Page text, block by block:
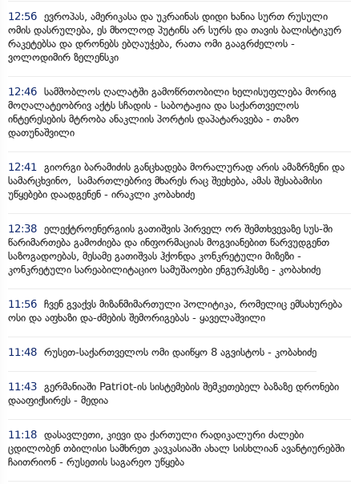
12:56 ევროპას, ამერიკასა და უკრაინას დიდი ხანია სურთ რუსული
ომის დასრულება, ეს მხოლოდ პუტინს არ სურს და თავის ბალისტიკურ
რაკეტებსა და დრონებს ებღაუჭება, რათა ომი გააგრძელოს -
ვოლოდიმირ ზელენსკი
12:46 სამშობლოს ღალატში გამოწრთობილი ხელისუფლება მორიგ
მოღალატეობრივ აქტს სჩადის - საბოტაჟია და საქართველოს
ინტერესების მტრობა ანაკლიის პორტის დაპატარავება - თაზო
დათუნაშვილი
12:41 გიორგი ბარამიძის განცხადება მორალურად არის ამაზრზენი და
სამარცხვინო, სამართლებრივ მხარეს რაც შეეხება, ამას შესაბამისი
უწყებები დაადგენენ - ირაკლი კობახიძე
12:38 ელექტროენერგიის გათიშვის პირველ ორ შემთხვევაზე სუს-ში
წარიმართება გამოძიება და ინფორმაციას მოგვიანებით წარვუდგენთ
საზოგადოებას, მესამე გათიშვას ჰქონდა კონკრეტული მიზეზი -
კონკრეტული სარეაბილიტაციო სამუშაოები ენგურჰესზე - კობახიძე
11:56 ჩვენ გვაქვს მიზანმიმართული პოლიტიკა, რომელიც ემსახურება
ოსი და აფხაზი და-ძმების შემორიგებას - ყაველაშვილი
11:48 რუსეთ-საქართველოს ომი დაიწყო 8 აგვისტოს - კობახიძე
11:43 გერმანიაში Patriot-ის სისტემების შემკეთებელ ბაზაზე დრონები
დააფიქსირეს - მედია
11:18 დასავლეთი, კიევი და ქართული რადიკალური ძალები
ცდილობენ თბილისი სამხრეთ კავკასიაში ახალ სისხლიან ავანტიურებში
ჩაითრიონ - რუსეთის საგარეო უწყება